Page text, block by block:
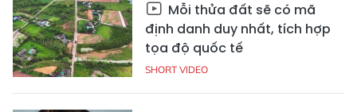
Mỗi thửa đất sẽ có mã
định danh duy nhất, tích hợp
tọa độ quốc tế
SHORT VIDEO